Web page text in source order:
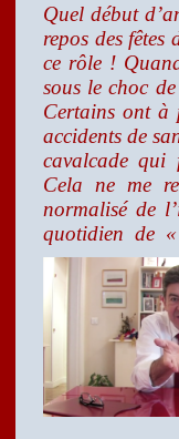
Quel début
repos des fêtes
ce rôle !
sous le choc
Certains ont à
accidents de
cavalcade qui
Cela ne me
normalisé de
quotidien de